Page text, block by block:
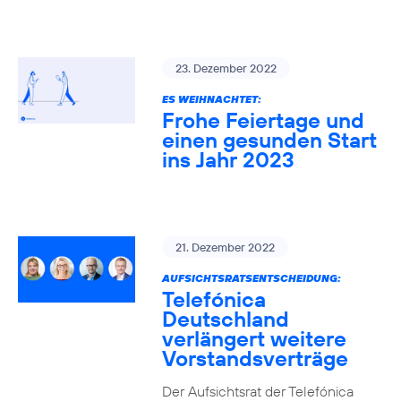
23. Dezember 2022
ES WEIHNACHTET:
Frohe Feiertage und
einen gesunden Start
ins Jahr 2023
21. Dezember 2022
AUFSICHTSRATSENTSCHEIDUNG:
Telefónica
Deutschland
verlängert weitere
Vorstandsverträge
Der Aufsichtsrat der Telefónica